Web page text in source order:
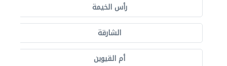
رأس الخيمة
الشارقة
أم القيوين